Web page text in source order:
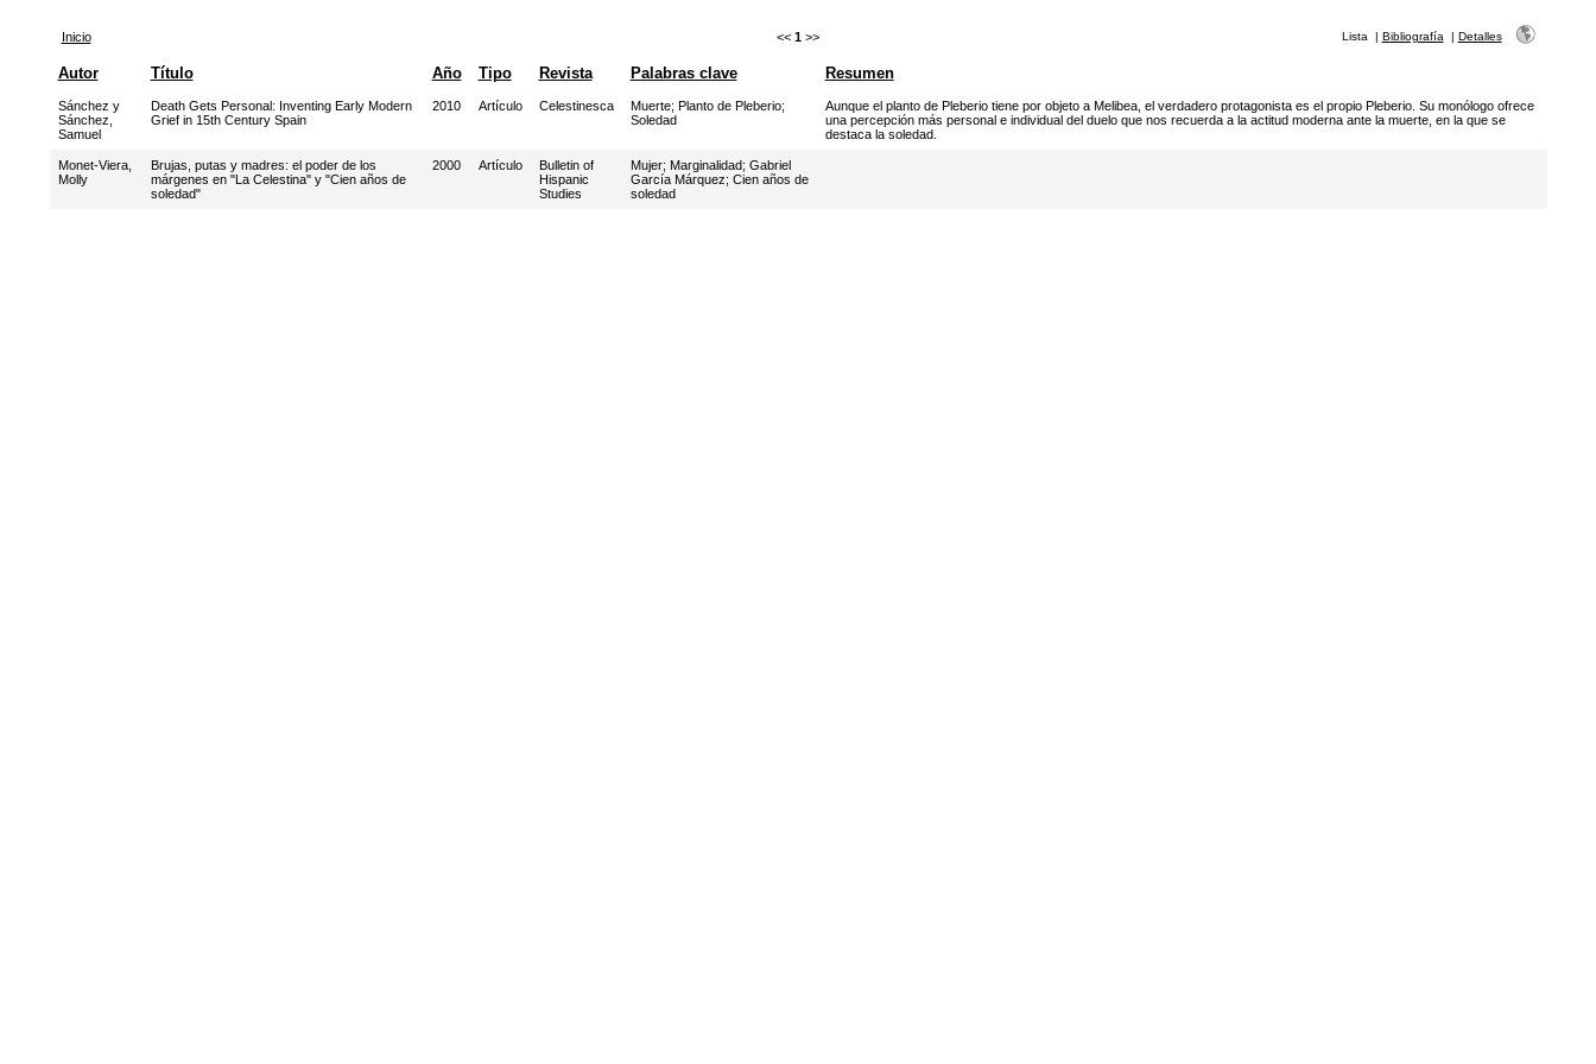
Inicio << 1 >> Lista | Bibliografía | Detalles
Autor Título Año Tipo Revista Palabras clave Resumen
Sánchez y
Sánchez,
Samuel
Death Gets Personal: Inventing Early Modern
Grief in 15th Century Spain
2010 Artículo Celestinesca Muerte; Planto de Pleberio;
Soledad
Aunque el planto de Pleberio tiene por objeto a Melibea, el verdadero protagonista es el propio Pleberio. Su monólogo ofrece
una percepción más personal e individual del duelo que nos recuerda a la actitud moderna ante la muerte, en la que se
destaca la soledad.
Monet-Viera,
Molly
Brujas, putas y madres: el poder de los
márgenes en "La Celestina" y "Cien años de
soledad"
2000 Artículo
Bulletin of
Hispanic
Studies
Mujer; Marginalidad; Gabriel
García Márquez; Cien años de
soledad